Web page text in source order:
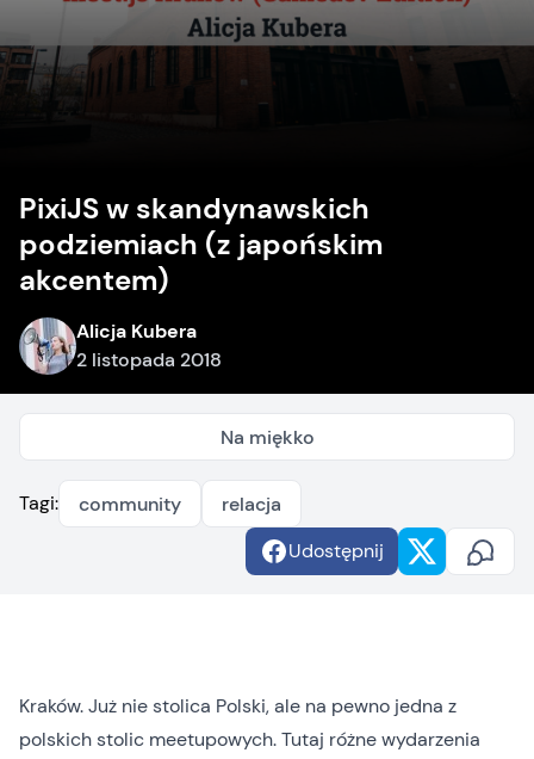
PixiJS w skandynawskich
podziemiach (z japońskim
akcentem)
Alicja Kubera
2 listopada 2018
Na miękko
Tagi: community
relacja
Udostępnij
Kraków. Już nie stolica Polski, ale na pewno jedna z
polskich stolic meetupowych. Tutaj różne wydarzenia